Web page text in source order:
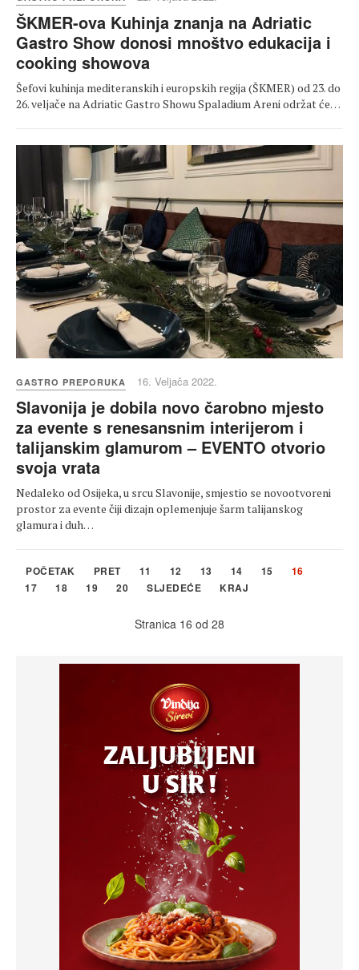
ŠKMER-ova Kuhinja znanja na Adriatic
Gastro Show donosi mnoštvo edukacija i
cooking showova
Šefovi kuhinja mediteranskih i europskih regija (ŠKMER) od 23. do
26. veljače na Adriatic Gastro Showu Spaladium Areni održat će…
GASTRO PREPORUKA 16. Veljača 2022.
Slavonija je dobila novo čarobno mjesto
za evente s renesansnim interijerom i
talijanskim glamurom – EVENTO otvorio
svoja vrata
Nedaleko od Osijeka, u srcu Slavonije, smjestio se novootvoreni
prostor za evente čiji dizajn oplemenjuje šarm talijanskog
glamura i duh…
POČETAK PRET 11 12 13 14 15
16
17
18 19 20 SLJEDEĆE KRAJ
Stranica 16 od 28